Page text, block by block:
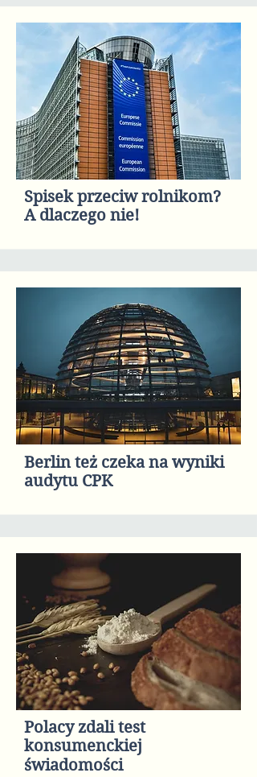
Spisek przeciw rolnikom?
A dlaczego nie!
Berlin też czeka na wyniki
audytu CPK
Polacy zdali test
konsumenckiej
świadomości